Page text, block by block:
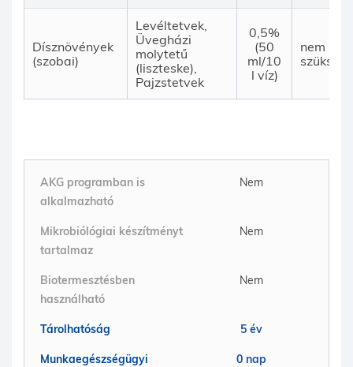
Dísznövények
(szobai)
Levéltetvek,
Üvegházi
molytetű
(liszteske),
Pajzstetvek
0,5%
(50
ml/10
l víz)
nem
AKG programban is
alkalmazható
Nem
Mikrobiólógiai készítményt
tartalmaz
Nem
Biotermesztésben
használható
Nem
Tárolhatóság 5 év
Munkaegészségügyi
0 nap